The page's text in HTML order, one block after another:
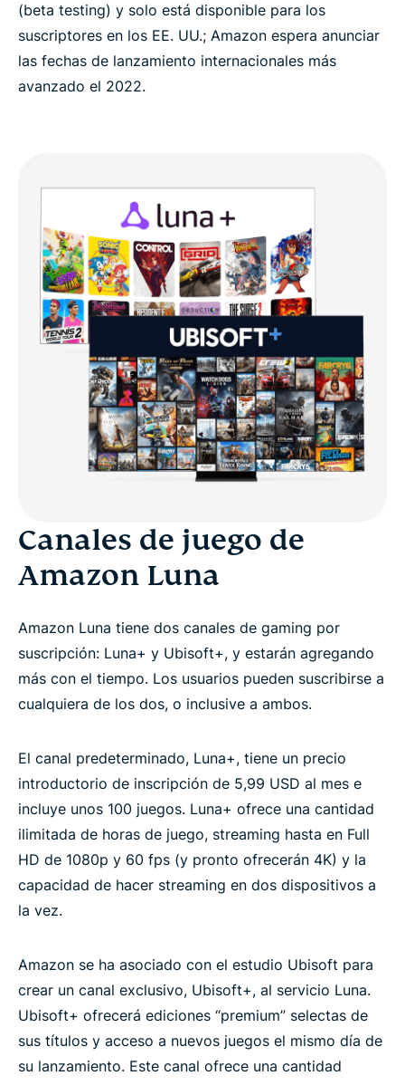
(beta testing) y solo está disponible para los
suscriptores en los EE. UU.; Amazon espera anunciar
las fechas de lanzamiento internacionales más
avanzado el 2022.
Canales de juego de
Amazon Luna
Amazon Luna tiene dos canales de gaming por
suscripción: Luna+ y Ubisoft+, y estarán agregando
más con el tiempo. Los usuarios pueden suscribirse a
cualquiera de los dos, o inclusive a ambos.
El canal predeterminado, Luna+, tiene un precio
introductorio de inscripción de 5,99 USD al mes e
incluye unos 100 juegos. Luna+ ofrece una cantidad
ilimitada de horas de juego, streaming hasta en Full
HD de 1080p y 60 fps (y pronto ofrecerán 4K) y la
capacidad de hacer streaming en dos dispositivos a
la vez.
Amazon se ha asociado con el estudio Ubisoft para
crear un canal exclusivo, Ubisoft+, al servicio Luna.
Ubisoft+ ofrecerá ediciones “premium” selectas de
sus títulos y acceso a nuevos juegos el mismo día de
su lanzamiento. Este canal ofrece una cantidad